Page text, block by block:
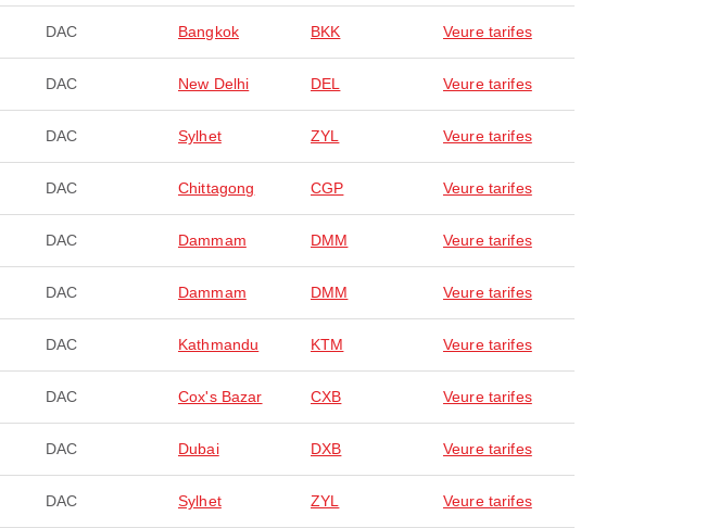
DAC Bangkok BKK Veure tarifes
DAC New Delhi DEL Veure tarifes
DAC Sylhet ZYL Veure tarifes
DAC Chittagong CGP Veure tarifes
DAC Dammam DMM Veure tarifes
DAC Dammam DMM Veure tarifes
DAC Kathmandu KTM Veure tarifes
DAC Cox's Bazar CXB Veure tarifes
DAC Dubai DXB Veure tarifes
DAC Sylhet ZYL Veure tarifes